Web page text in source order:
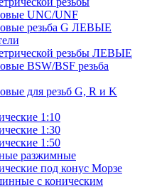
UNC/UNF
резьба G ЛЕВЫЕ
резьбы ЛЕВЫЕ
BSW/BSF резьба
для резьб G, R и K
1:10
1:30
1:50
разжимные
под конус Морзе
с коническим